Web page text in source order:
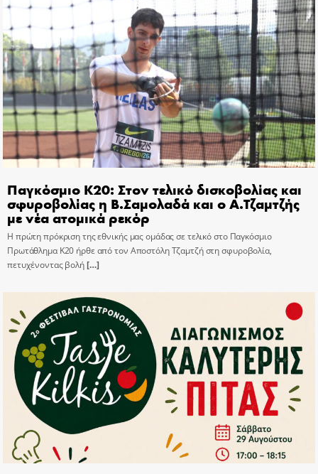
Παγκόσμιο Κ20: Στον τελικό δισκοβολίας και
σφυροβολίας η Β.Σαμολαδά και ο Α.Τζαμτζής
με νέα ατομικά ρεκόρ
Η πρώτη πρόκριση της εθνικής μας ομάδας σε τελικό στο Παγκόσμιο
Πρωτάθλημα Κ20 ήρθε από τον Αποστόλη Τζαμτζή στη σφυροβολία,
πετυχένοντας βολή[…]